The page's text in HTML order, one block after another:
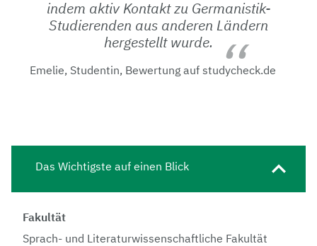
indem aktiv Kontakt zu Germanistik-
Studierenden aus anderen Ländern
hergestellt wurde.
Emelie, Studentin, Bewertung auf studycheck.de
Das Wichtigste auf einen Blick
Fakultät
Sprach- und Literaturwissenschaftliche Fakultät